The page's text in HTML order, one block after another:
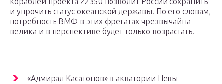
и упрочить статус океанской державы. По его словам,
потребность ВМФ в этих фрегатах чрезвычайна
велика и в перспективе будет только возрастать.
«Адмирал Касатонов» в акватории Невы